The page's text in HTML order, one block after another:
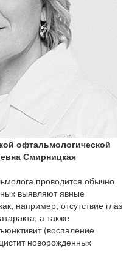
офтальмологической
Смирницкая
проводится обычно
выявляют явные
например, отсутствие глаз
а также
(воспаление
новорожденных